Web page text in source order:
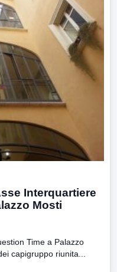
Interquartiere
Mosti
Time a Palazzo
capigruppo riunita...